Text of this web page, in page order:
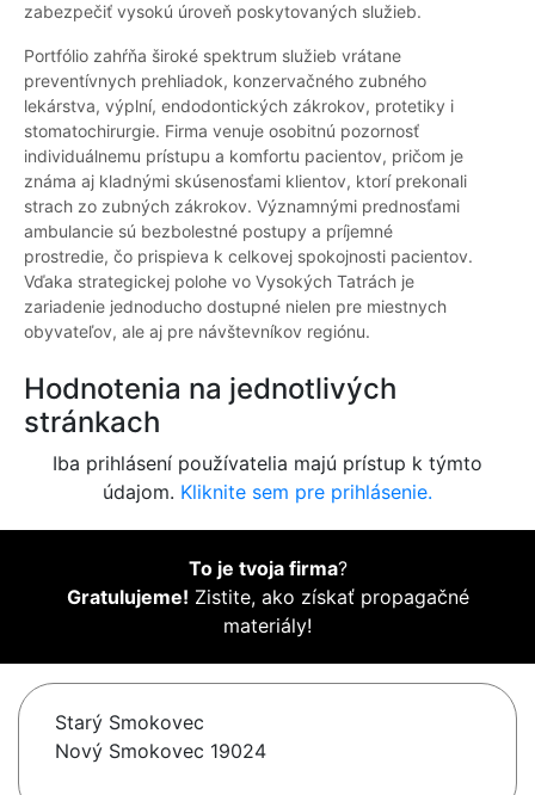
zabezpečiť vysokú úroveň poskytovaných služieb.
Portfólio zahŕňa široké spektrum služieb vrátane
preventívnych prehliadok, konzervačného zubného
lekárstva, výplní, endodontických zákrokov, protetiky i
stomatochirurgie. Firma venuje osobitnú pozornosť
individuálnemu prístupu a komfortu pacientov, pričom je
známa aj kladnými skúsenosťami klientov, ktorí prekonali
strach zo zubných zákrokov. Významnými prednosťami
ambulancie sú bezbolestné postupy a príjemné
prostredie, čo prispieva k celkovej spokojnosti pacientov.
Vďaka strategickej polohe vo Vysokých Tatrách je
zariadenie jednoducho dostupné nielen pre miestnych
obyvateľov, ale aj pre návštevníkov regiónu.
Hodnotenia na jednotlivých
stránkach
Iba prihlásení používatelia majú prístup k týmto
údajom. Kliknite sem pre prihlásenie.
To je tvoja firma?
Gratulujeme! Zistite, ako získať propagačné
materiály!
Starý Smokovec
Nový Smokovec 19024